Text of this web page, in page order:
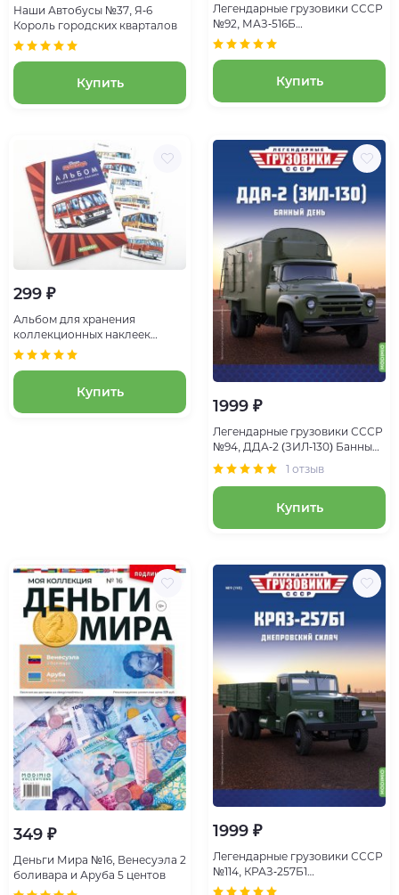
Наши Автобусы №37, Я-6
Король городских кварталов
Купить
Легендарные грузовики СССР
№92, МАЗ-516Б
Скандинавский след
Купить
299 ₽
Альбом для хранения
коллекционных наклеек
Альбом для хранения
Купить
1999 ₽
Легендарные грузовики СССР
№94, ДДА-2 (ЗИЛ-130) Банный
день
1 отзыв
Купить
349 ₽
Деньги Мира №16, Венесуэла 2
боливара и Аруба 5 центов
1999 ₽
Легендарные грузовики СССР
№114, КРАЗ-257Б1
Днепровский силач